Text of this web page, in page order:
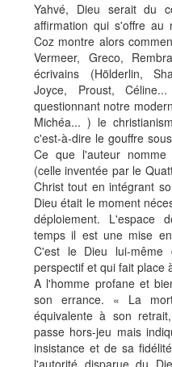
Yahvé, Dieu serait du
affirmation qui s'offre au
Coz montre alors
Vermeer, Greco,
écrivains (Hölderlin,
Joyce, Proust,
questionnant notre
Michéa... ) le
c'est-à-dire le gouffre
Ce que l'auteur nomme
(celle inventée par le
Christ tout en intégrant
Dieu était le moment
déploiement. L'espace
temps il est une mise
C'est le Dieu lui-même
perspectif et qui fait place
A l'homme profane et
son errance. « La
équivalente à son
passe hors-jeu mais
insistance et de sa
l'autorité disparue du